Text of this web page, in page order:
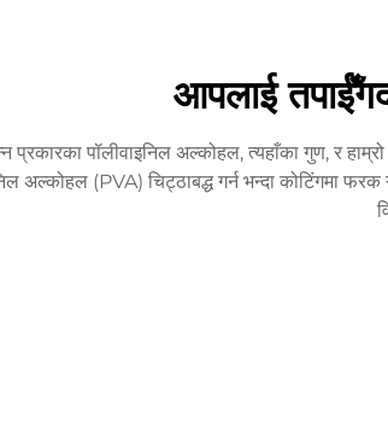
आपलाई
प्रकारका पॉलीवाइनिल अल्कोहल, त्यहाँका गुण, र
अल्कोहल (PVA) चिट्ठाबद्ध गर्न भन्दा कोटिंगमा